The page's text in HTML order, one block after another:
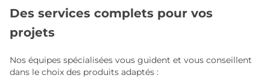
Des services complets pour vos
projets
Nos équipes spécialisées vous guident et vous conseillent
dans le choix des produits adaptés :